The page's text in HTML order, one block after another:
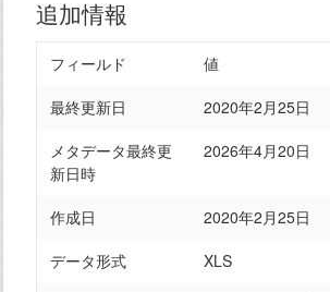
追加情報
フィールド
値
最終更新日
2020年2月25日
メタデータ最終更
新日時
2026年4月20日
作成日
2020年2月25日
データ形式
XLS